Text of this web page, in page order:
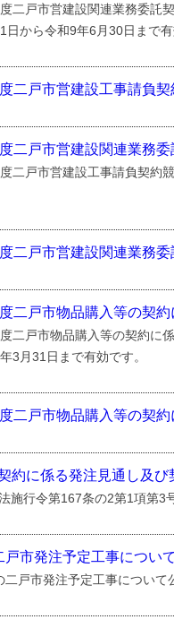
二戸市営建設関連業務委託
日から令和9年6月30日まで有
二戸市営建設工事請負
二戸市営建設関連業務
二戸市営建設工事請負契約
二戸市営建設関連業務
二戸市物品購入等の契
二戸市物品購入等の契約に
3月31日まで有効です。
二戸市物品購入等の契
約に係る発注見通し及び
施行令第167条の2第1項第3
戸市発注予定工事について
戸市発注予定工事について